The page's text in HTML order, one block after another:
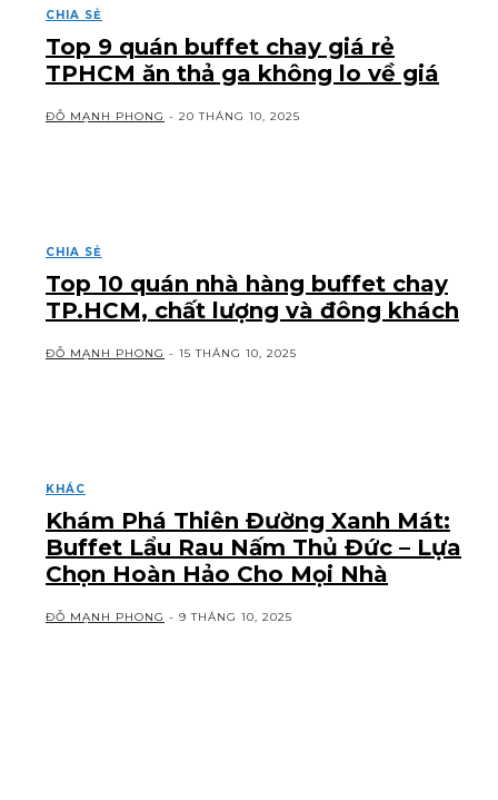
CHIA SẺ
Top 9 quán buffet chay giá rẻ
TPHCM ăn thả ga không lo về giá
ĐỖ MẠNH PHONG - 20 THÁNG 10, 2025
CHIA SẺ
Top 10 quán nhà hàng buffet chay
TP.HCM, chất lượng và đông khách
ĐỖ MẠNH PHONG - 15 THÁNG 10, 2025
KHÁC
Khám Phá Thiên Đường Xanh Mát:
Buffet Lẩu Rau Nấm Thủ Đức – Lựa
Chọn Hoàn Hảo Cho Mọi Nhà
ĐỖ MẠNH PHONG - 9 THÁNG 10, 2025